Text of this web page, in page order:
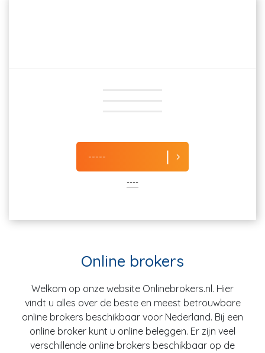
-----
----
Online brokers
Welkom op onze website Onlinebrokers.nl. Hier
vindt u alles over de beste en meest betrouwbare
online brokers beschikbaar voor Nederland. Bij een
online broker kunt u online beleggen. Er zijn veel
verschillende online brokers beschikbaar op de